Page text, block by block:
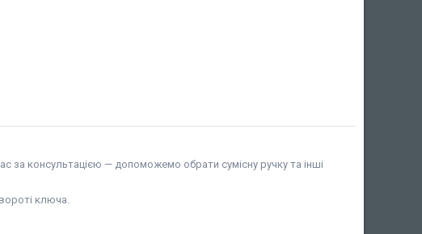
за консультацією — допоможемо обрати сумісну ручку та інші
ключа.